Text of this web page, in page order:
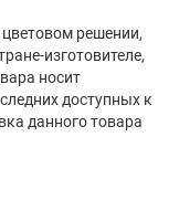
решении,
изготовителе,
носит
доступных к
данного товара